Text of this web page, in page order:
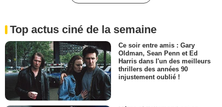
Top actus ciné de la semaine
Ce soir entre amis : Gary
Oldman, Sean Penn et Ed
Harris dans l'un des meilleurs
thrillers des années 90
injustement oublié !